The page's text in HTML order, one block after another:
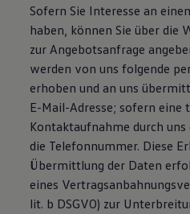
Sofern Sie Interesse an
haben, können Sie über die
zur Angebotsanfrage
werden von uns folgende
erhoben und an uns
E-Mail-Adresse; sofern eine
Kontaktaufnahme durch
die Telefonnummer. Diese
Übermittlung der Daten
eines
lit. b DSGVO) zur